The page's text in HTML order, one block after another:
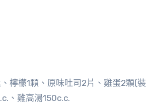
檸檬1顆、原味吐司2片、雞蛋2顆(裝
、雞高湯150c.c.